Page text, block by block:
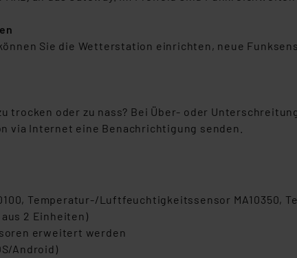
Sie die Wetterstation einrichten, neue
trocken oder zu nass? Bei Über- oder
via Internet eine Benachrichtigung senden.
Temperatur-/Luftfeuchtigkeitssensor MA10350,
2 Einheiten)
erweitert werden
Android)